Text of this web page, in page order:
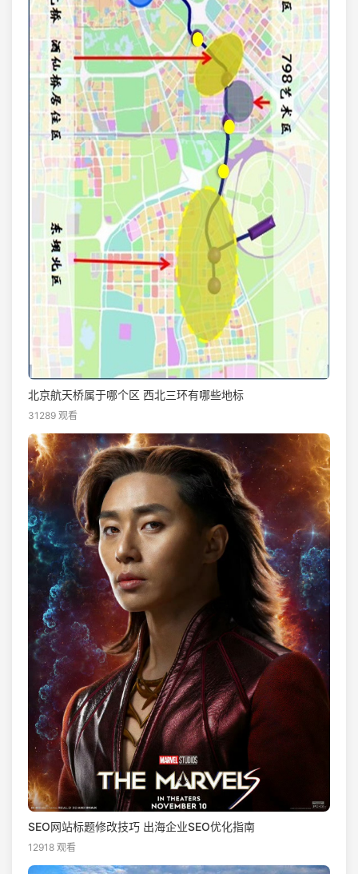
北京航天桥属于哪个区 西北三环有哪些地标
31289 观看
SEO网站标题修改技巧 出海企业SEO优化指南
12918 观看